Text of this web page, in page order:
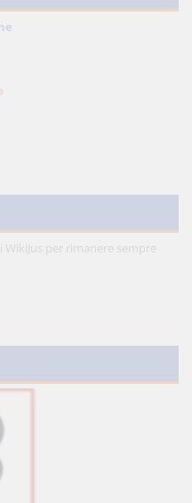
WikiJus per rimanere sempre